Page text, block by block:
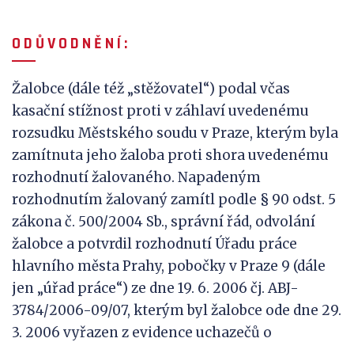
O D Ů VO D N Ě N Í :
Žalobce (dále též „stěžovatel“) podal včas
kasační stížnost proti v záhlaví uvedenému
rozsudku Městského soudu v Praze, kterým byla
zamítnuta jeho žaloba proti shora uvedenému
rozhodnutí žalovaného. Napadeným
rozhodnutím žalovaný zamítl podle § 90 odst. 5
zákona č. 500/2004 Sb., správní řád, odvolání
žalobce a potvrdil rozhodnutí Úřadu práce
hlavního města Prahy, pobočky v Praze 9 (dále
jen „úřad práce“) ze dne 19. 6. 2006 čj. ABJ-
3784/2006-09/07, kterým byl žalobce ode dne 29.
3. 2006 vyřazen z evidence uchazečů o